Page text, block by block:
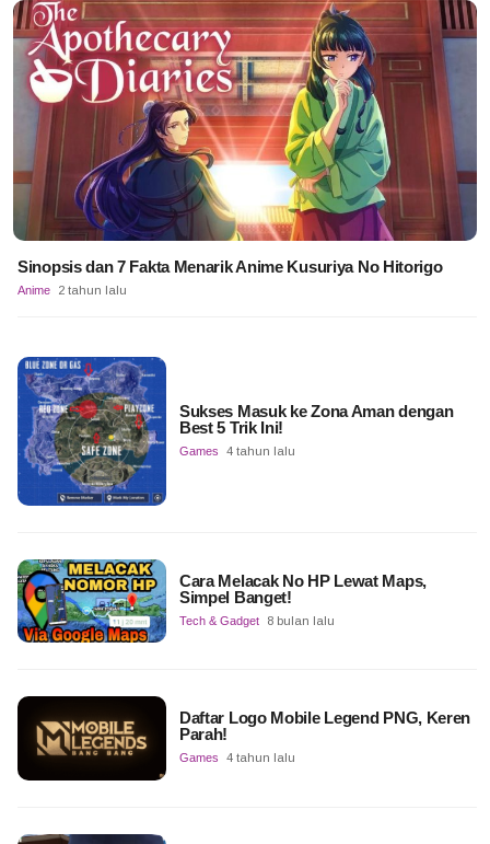
Sinopsis dan 7 Fakta Menarik Anime Kusuriya No Hitorigo
Anime 2 tahun lalu
Sukses Masuk ke Zona Aman dengan
Best 5 Trik Ini!
Games 4 tahun lalu
Cara Melacak No HP Lewat Maps,
Simpel Banget!
Tech & Gadget 8 bulan lalu
Daftar Logo Mobile Legend PNG, Keren
Parah!
Games 4 tahun lalu